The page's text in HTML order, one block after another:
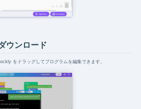
ウンロード
をドラッグしてプログラムを編集できます。